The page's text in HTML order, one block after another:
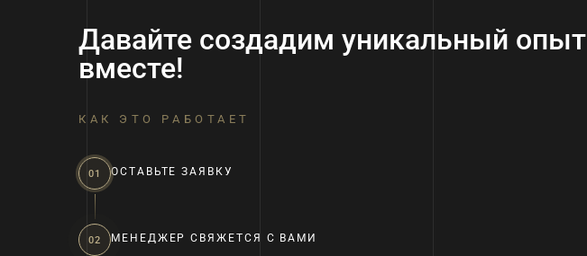
Давайте создадим уникальный опыт
вместе!
КАК ЭТО РАБОТАЕТ
01 ОСТАВЬТЕ ЗАЯВКУ
02 МЕНЕДЖЕР СВЯЖЕТСЯ С ВАМИ